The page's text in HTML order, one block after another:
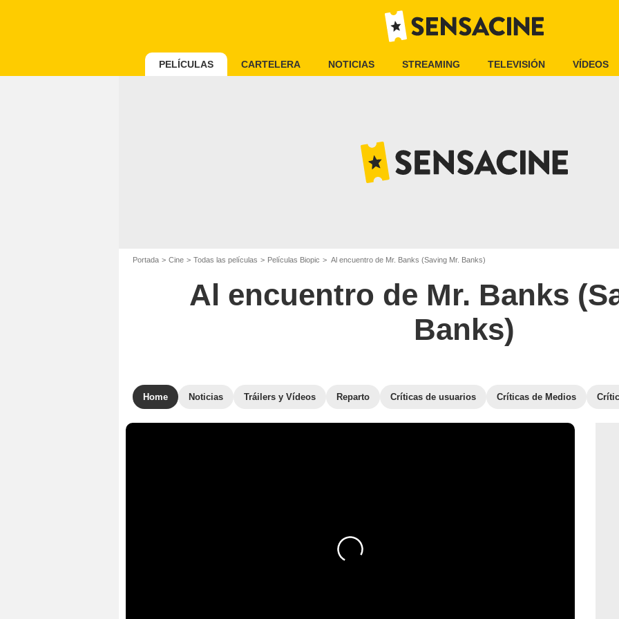
PELÍCULAS CARTELERA NOTICIAS STREAMING TELEVISIÓN VÍDEOS
Portada Cine Todas las películas Películas Biopic Al encuentro de Mr. Banks (Saving Mr. Banks)
Al encuentro de Mr. Banks
Banks)
Home Noticias Tráilers y Vídeos Reparto Críticas de usuarios Críticas de Medios